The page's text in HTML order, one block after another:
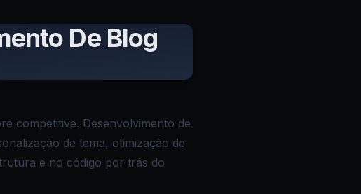
De Blog
competitive. Desenvolvimento de
de tema, otimização de
e no código por trás do